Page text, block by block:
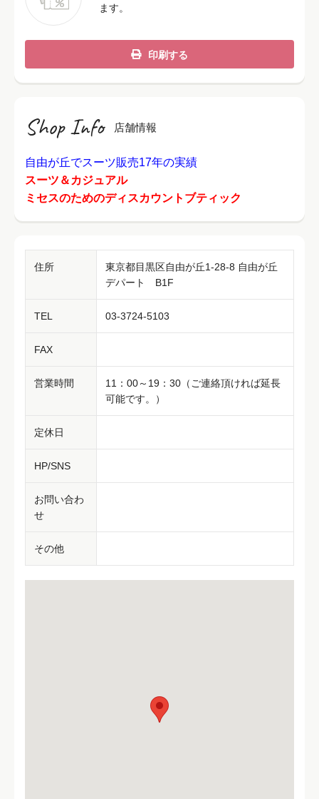
ます。
印刷する
Shop Info 店舗情報
自由が丘でスーツ販売17年の実績
スーツ＆カジュアル
ミセスのためのディスカウントブティック
住所
東京都目黒区自由が丘1-28-8 自由が丘
デパート B1F
TEL 03-3724-5103
FAX
営業時間
11：00～19：30（ご連絡頂ければ延長
可能です。）
定休日
HP/SNS
お問い合わ
せ
その他